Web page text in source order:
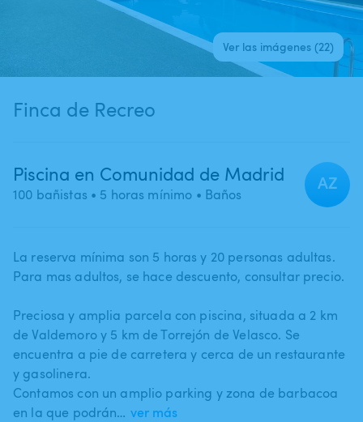
Ver las imágenes (22)
Finca de Recreo
Piscina en Comunidad de Madrid
100 bañistas • 5 horas mínimo • Baños
AZ
La reserva mínima son 5 horas y 20 personas adultas.
Para mas adultos​,​ se hace descuento​,​ consultar precio.
Preciosa y amplia parcela con piscina​,​ situada a 2 km
de Valdemoro y 5 km de Torrejón de Velasco. Se
encuentra a pie de carretera y cerca de un restaurante
y gasolinera.
Contamos con un amplio parking y zona de barbacoa
en la que podrán… ver más